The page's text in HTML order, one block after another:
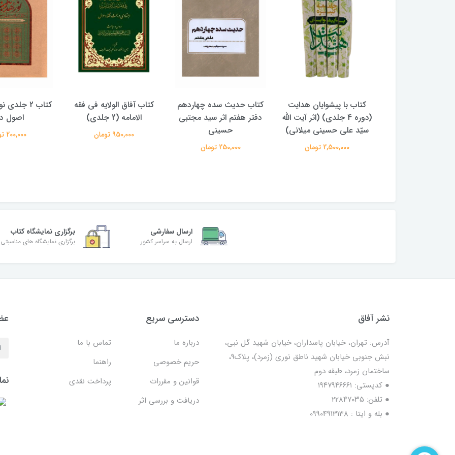
کتاب حدیث سده چهاردهم
دفتر هفتم اثر سید مجتبی
حسینی
250,000 تومان
کتاب آفاق الولایه فی فقه
الامامه (2 جلدی)
950,000 تومان
کتاب 2 جلدی نور هدایت در
اصول دین
200,000 تومان
کتاب پویش
علیرضا
350,000 تومان
ارسال سفارشی
ارسال به سراسر کشور
برگزاری نمایشگاه کتاب
برگزاری نمایشگاه های مناسبتی
نشر آفاق
آدرس: تهران، خیابان پاسداران، خیابان شهید گل نبی،
نبش جنوبی خیابان شهید ناطق نوری (زمرد)، پلاک9،
ساختمان زمرد، طبقه دوم
● کدپستی: ۱۹۴۷۹۴۶۶۶۱
● تلفن: ٢٢٨۴٧۰۳۵
● بله و ایتا : 09904913138
دسترسی سریع
درباره ما
تماس با ما
حریم خصوصی
راهنما
قوانین و مقررات
پرداخت نقدی
دریافت و بررسی اثر